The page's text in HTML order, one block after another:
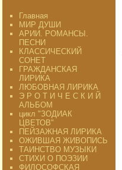
Главная
МИР ДУШИ
АРИИ. РОМАНСЫ.
ПЕСНИ
КЛАССИЧЕСКИЙ
СОНЕТ
ГРАЖДАНСКАЯ
ЛИРИКА
ЛЮБОВНАЯ ЛИРИКА
Э Р О Т И Ч Е С К И Й
АЛЬБОМ
цикл "ЗОДИАК
ЦВЕТОВ"
ПЕЙЗАЖНАЯ ЛИРИКА
ОЖИВШАЯ ЖИВОПИСЬ
ТАИНСТВО МУЗЫКИ
СТИХИ О ПОЭЗИИ
ФИЛОСОФСКАЯ